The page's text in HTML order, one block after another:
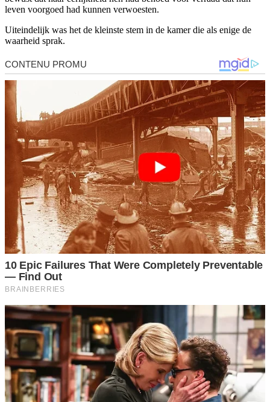
leven voorgoed had kunnen verwoesten.
Uiteindelijk was het de kleinste stem in de kamer die als enige de
waarheid sprak.